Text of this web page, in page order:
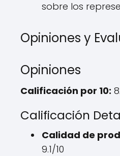
sobre los
Opiniones y
Opiniones
Calificación por 10:
Calificación
Calidad de
9.1/10